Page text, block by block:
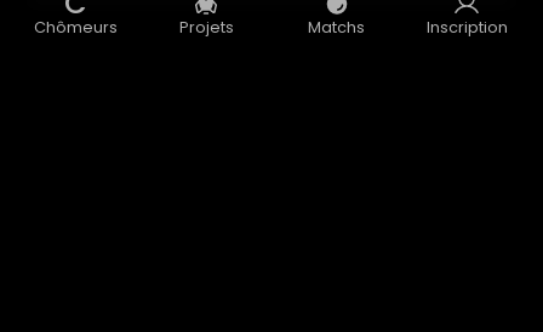
Chômeurs Projets Matchs Inscription